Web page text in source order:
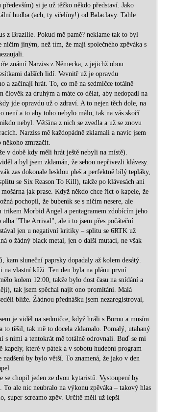
si je už těžko někdo představí. Jako
hudba (ach, ty včelíny!) od Balaclavy. Tahle
z Brazílie. Pokud mě pamě? neklame tak to byl
ničím jiným, než tím, že mají společného zpěváka s
známí Narziss z Německa, z jejichž obou
dalších lidí. Vevnitř už je opravdu
a začínají hrát. To, co mě na sedmičce totálně
člověk za druhým a máte co dělat, aby nedopadl na
jde opravdu už o zdraví. A to nejen těch dole, na
a to aby toho nebylo málo, tak na vás skočí
nebyl. Většina z nich se zvedla a už se znovu
Narziss mě každopádně zklamali a navíc jsem
zmrzačit.
v době kdy měli hrát ještě nebyli na místě).
a byl jsem zklamán, že sebou nepřivezli klávesy.
zas dokonale lesklou pleš a perfektně bílý tepláky,
se Six Reason To Kill), takže po klávesách ani
jak prase. Když někdo chce říct o kapele, že
pochopil, že bubeník se s ničím nesere, ale
Morbid Angel a pentagramem zdobícím jeho
alba "The Arrival", ale i to jsem přes počáteční
jen u negativní kritiky – splitu se 6RTK už
o žádný black metal, jen o další mutaci, ne však
kam sluneční paprsky dopadaly až kolem desátý.
na vlastní kůži. Ten den byla na plánu první
kolem 12:00, takže bylo dost času na snídání a
tak jsem spěchal najít ono promítání. Malá
blíže. Žádnou přednášku jsem nezaregistroval,
je viděl na sedmičce, když hráli s Borou a musím
to těšil, tak mě to docela zklamalo. Pomalý, utahaný
s nimi a tentokrát mě totálně odrovnali. Buď se mi
kapely, které v pátek a v sobotu hudební program
by bylo větší. To znamená, že jako v den
se chopil jeden ze dvou kytaristů. Vystoupení by
ale nic neubralo na výkonu zpěváka – takový hlas
super screamo zpěv. Určitě měli už lepší